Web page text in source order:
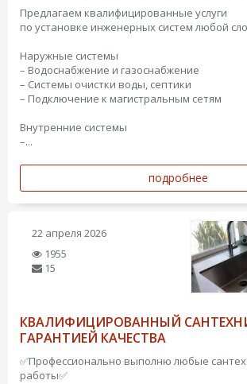
Предлагаем квалифицированные услуги
по установке инженерных систем любой
Наружные системы
– Водоснабжение и газоснабжение
– Системы очистки воды, септики
– Подключение к магистральным сетям
Внутренние системы
–...
подробнее
22 апреля 2026
1955
15
КВАЛИФИЦИРОВАННЫЙ
ГАРАНТИЕЙ КАЧЕСТВА
✅Профессионально выполню любые
работы✅